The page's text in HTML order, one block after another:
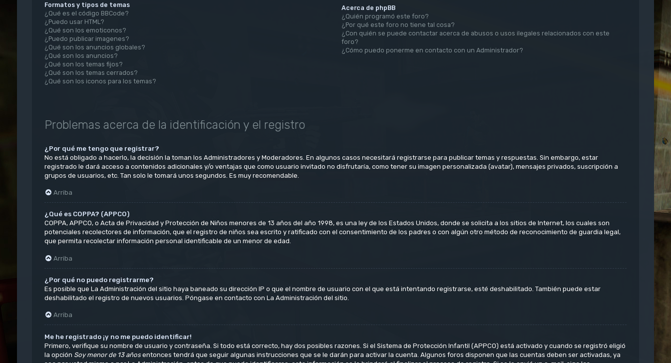
Formatos y tipos de temas
¿Qué es el código BBCode?
¿Puedo usar HTML?
¿Qué son los emoticonos?
¿Puedo publicar imagenes?
¿Qué son los anuncios globales?
¿Qué son los anuncios?
¿Qué son los temas fijos?
¿Qué son los temas cerrados?
¿Qué son los iconos para los temas?
Acerca de phpBB
¿Quién programó este foro?
¿Por qué este foro no tiene tal cosa?
¿Con quién se puede contactar acerca de abusos o usos ilegales relacionados con este
foro?
¿Cómo puedo ponerme en contacto con un Administrador?
Problemas acerca de la identificación y el registro
¿Por qué me tengo que registrar?
No está obligado a hacerlo, la decisión la toman los Administradores y Moderadores. En algunos casos necesitará registrarse para publicar temas y respuestas. Sin embargo, estar
registrado le dará acceso a contenidos adicionales y/o ventajas que como usuario invitado no disfrutaría, como tener su imagen personalizada (avatar), mensajes privados, suscripción a
grupos de usuarios, etc. Tan solo le tomará unos segundos. Es muy recomendable.
Arriba
¿Qué es COPPA? (APPCO)
COPPA, APPCO, o Acta de Privacidad y Protección de Niños menores de 13 años del año 1998, es una ley de los Estados Unidos, donde se solicita a los sitios de Internet, los cuales son
potenciales recolectores de información, que el registro de niños sea escrito y ratificado con el consentimiento de los padres o con algún otro método de reconocimiento de guardia legal,
que permita recolectar información personal identificable de un menor de edad.
Arriba
¿Por qué no puedo registrarme?
Es posible que La Administración del sitio haya baneado su dirección IP o que el nombre de usuario con el que está intentando registrarse, esté deshabilitado. También puede estar
deshabilitado el registro de nuevos usuarios. Póngase en contacto con La Administración del sitio.
Arriba
Me he registrado ¡y no me puedo identificar!
Primero, verifique su nombre de usuario y contraseña. Si todo está correcto, hay dos posibles razones. Si el Sistema de Protección Infantil (APPCO) está activado y cuando se registró eligió
la opción Soy menor de 13 añosentonces tendrá que seguir algunas instrucciones que se le darán para activar la cuenta. Algunos foros disponen que las cuentas deben ser activadas, ya